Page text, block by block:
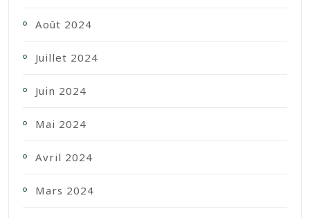
Août 2024
Juillet 2024
Juin 2024
Mai 2024
Avril 2024
Mars 2024